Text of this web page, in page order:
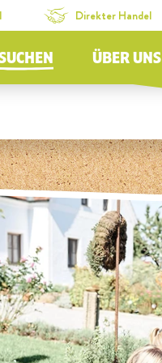
Direkter Handel
ÜBER UNS